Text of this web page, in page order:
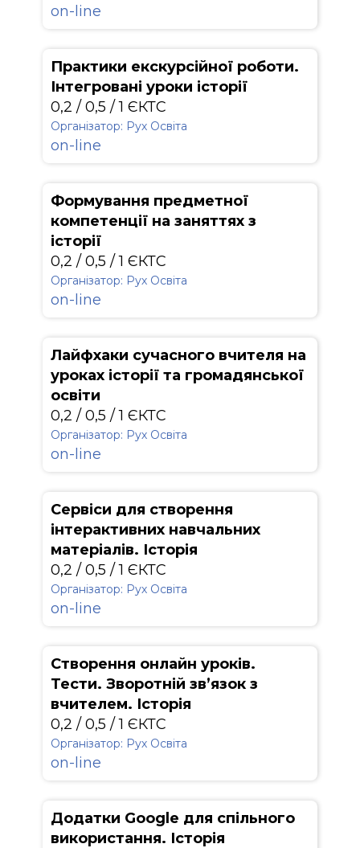
on-line
Практики екскурсійної роботи.
Інтегровані уроки історії
0,2 / 0,5 / 1 ЄКТС
Організатор: Рух Освіта
on-line
Формування предметної
компетенції на заняттях з
історії
0,2 / 0,5 / 1 ЄКТС
Організатор: Рух Освіта
on-line
Лайфхаки сучасного вчителя на
уроках історії та громадянської
освіти
0,2 / 0,5 / 1 ЄКТС
Організатор: Рух Освіта
on-line
Сервіси для створення
інтерактивних навчальних
матеріалів. Історія
0,2 / 0,5 / 1 ЄКТС
Організатор: Рух Освіта
on-line
Створення онлайн уроків.
Тести. Зворотній зв’язок з
вчителем. Історія
0,2 / 0,5 / 1 ЄКТС
Організатор: Рух Освіта
on-line
Додатки Google для спільного
використання. Історія